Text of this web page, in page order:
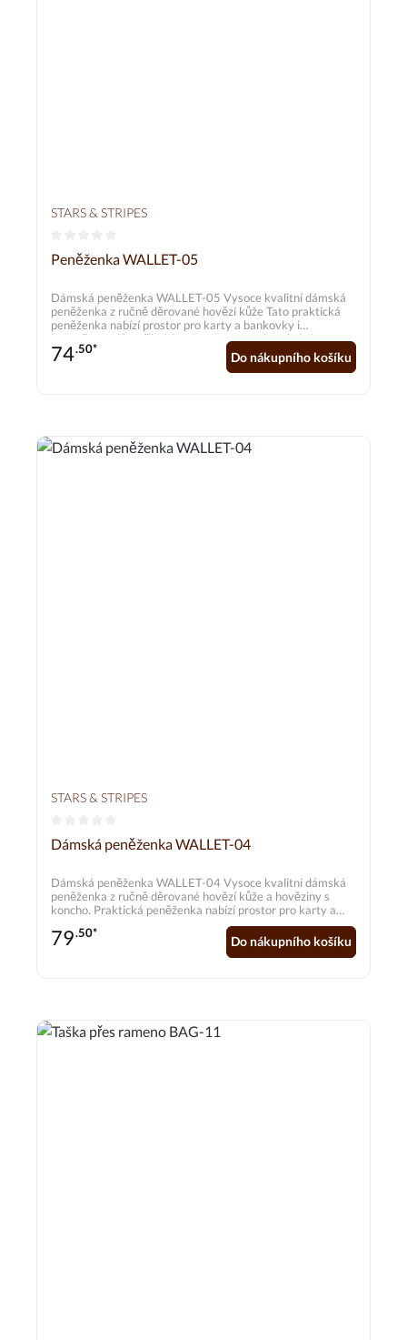
STARS & STRIPES
Průměrné hodnocení 0 z 5 hvězd
Peněženka WALLET-05
Dámská peněženka WALLET-05 Vysoce kvalitní dámská
peněženka z ručně děrované hovězí kůže Tato praktická
peněženka nabízí prostor pro karty a bankovky i
bezpečnost díky přihrádce na mince uzavíratelné zipem.
74.50*
Do nákupního košíku
STARS & STRIPES
Průměrné hodnocení 0 z 5 hvězd
Dámská peněženka WALLET-04
Dámská peněženka WALLET-04 Vysoce kvalitní dámská
peněženka z ručně děrované hovězí kůže a hověziny s
koncho. Praktická peněženka nabízí prostor pro karty a
bankovky a také bezpečnost díky přihrádce na zip na
mince.
79.50*
Do nákupního košíku